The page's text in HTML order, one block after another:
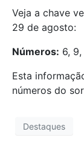
Veja a chave
29 de agosto:
Números: 6,
Esta
números do
Destaques